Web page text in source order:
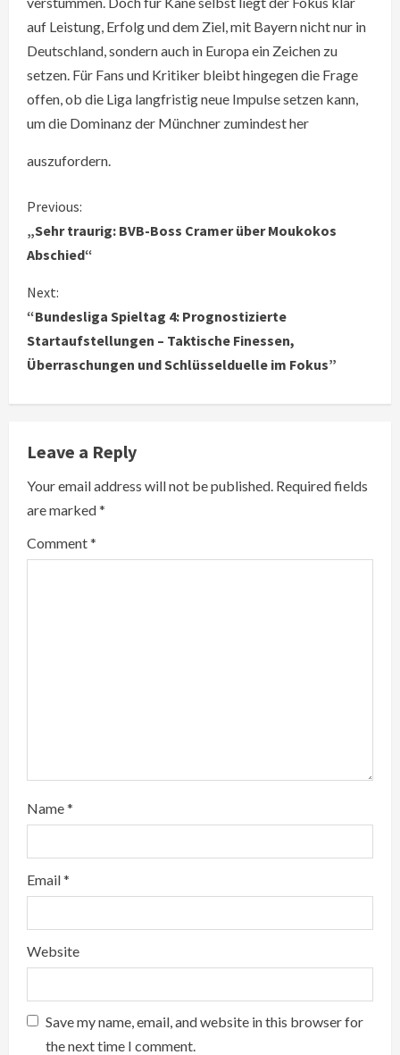
auf Leistung, Erfolg und dem Ziel, mit Bayern nicht nur in
Deutschland, sondern auch in Europa ein Zeichen zu
setzen. Für Fans und Kritiker bleibt hingegen die Frage
offen, ob die Liga langfristig neue Impulse setzen kann,
um die Dominanz der Münchner zumindest her
auszufordern.
C
o
n
t
i
n
u
e
R
e
Previous:
„Sehr traurig: BVB-Boss Cramer über Moukokos
Abschied“
Next:
“Bundesliga Spieltag 4: Prognostizierte
Startaufstellungen – Taktische Finessen,
Überraschungen und Schlüsselduelle im Fokus”
Leave a Reply
Your email address will not be published. Required fields
are marked*
Comment*
Name*
Email*
Website
Save my name, email, and website in this browser for
the next time I comment.